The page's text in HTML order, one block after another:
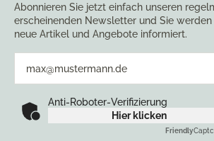
Abonnieren Sie jetzt einfach unseren
erscheinenden Newsletter und Sie
neue Artikel und Angebote informiert.
Anti-Roboter-Verifizierung
Hier klicken
Friendly